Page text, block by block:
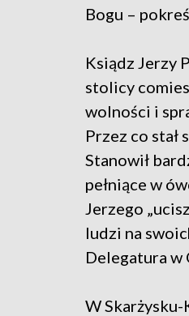
Bogu –
Ksiądz Jerzy
stolicy
wolności i
Przez co stał
Stanowił
pełniące w
Jerzego
ludzi na
Delegatura w
W